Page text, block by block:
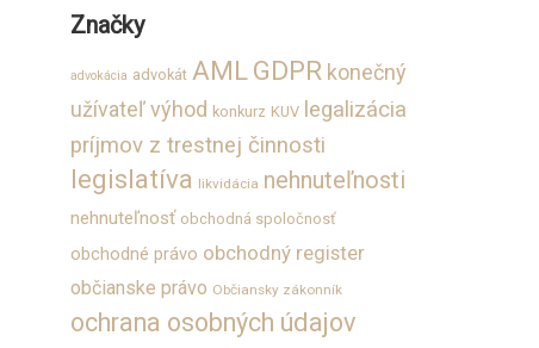
Značky
advokácia advokát AML GDPR konečný
užívateľ výhod konkurz KUV legalizácia
príjmov z trestnej činnosti
legislatíva likvidácia nehnuteľnosti
nehnuteľnosť obchodná spoločnosť
obchodné právo obchodný register
občianske právo Občiansky zákonník
ochrana osobných údajov